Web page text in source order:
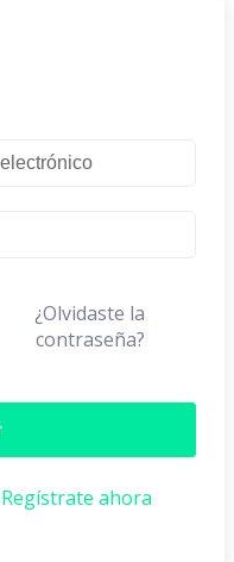
¿Olvidaste la
contraseña?
Regístrate ahora